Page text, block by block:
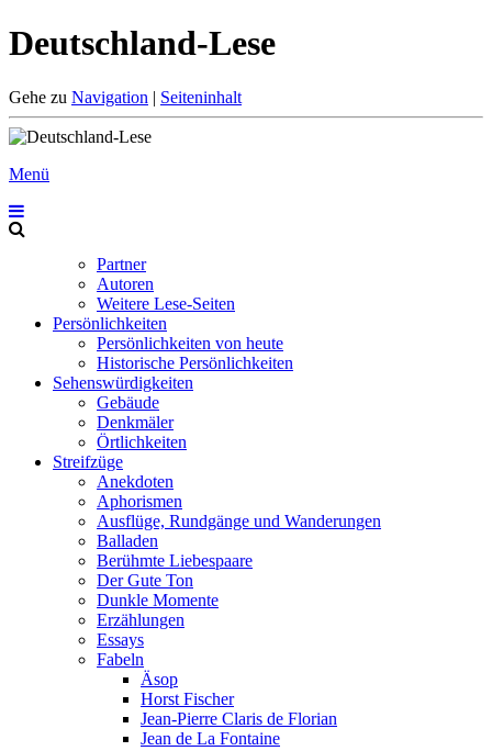
Deutschland-Lese
Gehe zu Navigation | Seiteninhalt
Menü
Partner
Autoren
Weitere Lese-Seiten
Persönlichkeiten
Persönlichkeiten von heute
Historische Persönlichkeiten
Sehenswürdigkeiten
Gebäude
Denkmäler
Örtlichkeiten
Streifzüge
Anekdoten
Aphorismen
Ausflüge, Rundgänge und Wanderungen
Balladen
Berühmte Liebespaare
Der Gute Ton
Dunkle Momente
Erzählungen
Essays
Fabeln
Äsop
Horst Fischer
Jean-Pierre Claris de Florian
Jean de La Fontaine